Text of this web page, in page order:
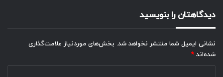
دیدگاهتان را بنویسید
نشانی ایمیل شما منتشر نخواهد شد. بخش‌های موردنیاز علامت‌گذاری
شده‌اند *